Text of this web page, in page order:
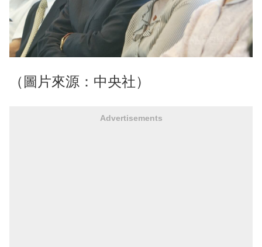
（圖片來源：中央社）
Advertisements